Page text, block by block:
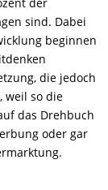
sind. Dabei
beginnen
die jedoch
weil so die
das Drehbuch
oder gar